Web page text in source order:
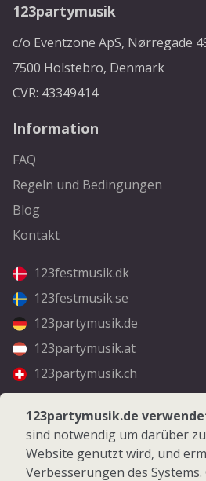
123partymusik
c/o Eventzone ApS, Nørregade
7500 Holstebro, Denmark
CVR: 43349414
Information
FAQ
Regeln und Bedingungen
Blog
Kontakt
123festmusik.dk
123festmusik.se
123partymusik.de
123partymusik.at
123partymusik.ch
Folgen Sie uns
Facebook
Instagram
123partymusik.de
sind notwendig um darüber
Website genutzt wird, und
Verbesserungen des